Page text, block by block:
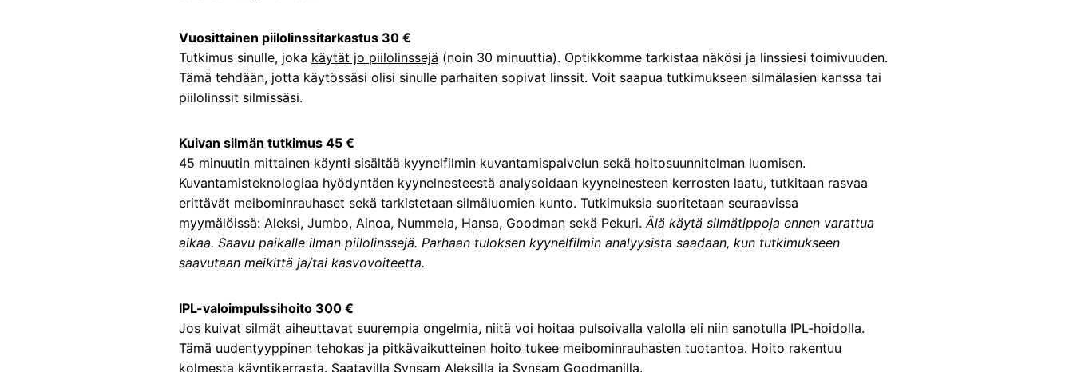
Vuosittainen piilolinssitarkastus 30 €
Tutkimus sinulle, joka käytät jo piilolinssejä (noin 30 minuuttia). Optikkomme tarkistaa näkösi ja linssiesi toimivuuden.
Tämä tehdään, jotta käytössäsi olisi sinulle parhaiten sopivat linssit. Voit saapua tutkimukseen silmälasien kanssa tai
piilolinssit silmissäsi.
Kuivan silmän tutkimus 45 €
45 minuutin mittainen käynti sisältää kyynelfilmin kuvantamispalvelun sekä hoitosuunnitelman luomisen.
Kuvantamisteknologiaa hyödyntäen kyynelnesteestä analysoidaan kyynelnesteen kerrosten laatu, tutkitaan rasvaa
erittävät meibominrauhaset sekä tarkistetaan silmäluomien kunto. Tutkimuksia suoritetaan seuraavissa
myymälöissä: Aleksi, Jumbo, Ainoa, Nummela, Hansa, Goodman sekä Pekuri. Älä käytä silmätippoja ennen varattua
aikaa. Saavu paikalle ilman piilolinssejä. Parhaan tuloksen kyynelfilmin analyysista saadaan, kun tutkimukseen
saavutaan meikittä ja/tai kasvovoiteetta.
IPL-valoimpulssihoito 300 €
Jos kuivat silmät aiheuttavat suurempia ongelmia, niitä voi hoitaa pulsoivalla valolla eli niin sanotulla IPL-hoidolla.
Tämä uudentyyppinen tehokas ja pitkävaikutteinen hoito tukee meibominrauhasten tuotantoa. Hoito rakentuu
kolmesta käyntikerrasta. Saatavilla Synsam Aleksilla ja Synsam Goodmanilla.